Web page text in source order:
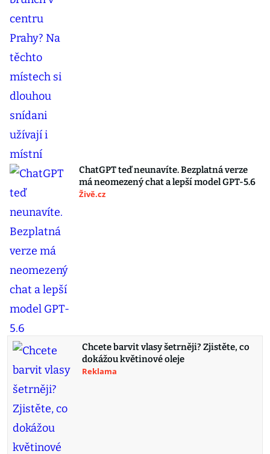
ChatGPT teď neunavíte. Bezplatná verze
má neomezený chat a lepší model GPT-5.6
Živě.cz
Chcete barvit vlasy šetrněji? Zjistěte, co
dokážou květinové oleje
Reklama